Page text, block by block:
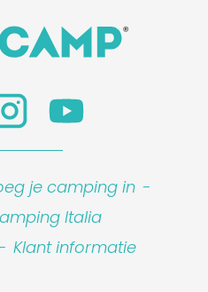
je camping in -
Italia
Klant informatie